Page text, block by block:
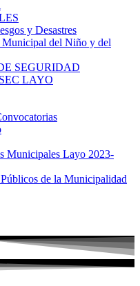
y Desastres
del Niño y del
SEGURIDAD
LAYO
Municipales Layo 2023-
de la Municipalidad